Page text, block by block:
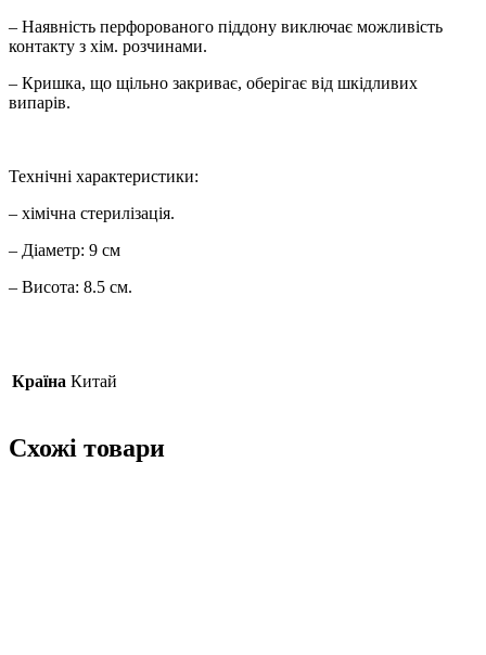
– Наявність перфорованого піддону виключає можливість
контакту з хім. розчинами.
– Кришка, що щільно закриває, оберігає від шкідливих
випарів.
Технічні характеристики:
– хімічна стерилізація.
– Діаметр: 9 см
– Висота: 8.5 см.
Країна Китай
Схожі товари